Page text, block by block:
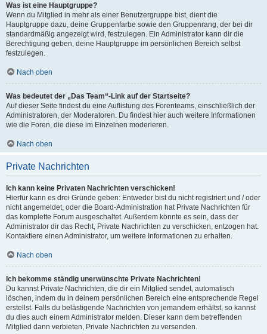
Was ist eine Hauptgruppe?
Wenn du Mitglied in mehr als einer Benutzergruppe bist, dient die
Hauptgruppe dazu, deine Gruppenfarbe sowie den Gruppenrang, der bei dir
standardmäßig angezeigt wird, festzulegen. Ein Administrator kann dir die
Berechtigung geben, deine Hauptgruppe im persönlichen Bereich selbst
festzulegen.
Nach oben
Was bedeutet der „Das Team“-Link auf der Startseite?
Auf dieser Seite findest du eine Auflistung des Forenteams, einschließlich der
Administratoren, der Moderatoren. Du findest hier auch weitere Informationen
wie die Foren, die diese im Einzelnen moderieren.
Nach oben
Private Nachrichten
Ich kann keine Privaten Nachrichten verschicken!
Hierfür kann es drei Gründe geben: Entweder bist du nicht registriert und / oder
nicht angemeldet, oder die Board-Administration hat Private Nachrichten für
das komplette Forum ausgeschaltet. Außerdem könnte es sein, dass der
Administrator dir das Recht, Private Nachrichten zu verschicken, entzogen hat.
Kontaktiere einen Administrator, um weitere Informationen zu erhalten.
Nach oben
Ich bekomme ständig unerwünschte Private Nachrichten!
Du kannst Private Nachrichten, die dir ein Mitglied sendet, automatisch
löschen, indem du in deinem persönlichen Bereich eine entsprechende Regel
erstellst. Falls du belästigende Nachrichten von jemandem erhältst, so kannst
du dies auch einem Administrator melden. Dieser kann dem betreffenden
Mitglied dann verbieten, Private Nachrichten zu versenden.